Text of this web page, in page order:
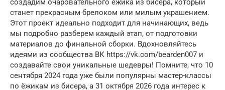
создадим очаровательного ёжика из бисера, который
станет прекрасным брелоком или милым украшением.
Этот проект идеально подходит для начинающих, ведь
мы подробно разберем каждый этап, от подготовки
материалов до финальной сборки. Вдохновляйтесь
идеями из сообщества ВК https://vk.com/bearden007 и
создавайте свои уникальные шедевры! Помните, что 10
сентября 2024 года уже были популярны мастер-классы
по ёжикам из бисера, а 31 октября 2026 года интерес к